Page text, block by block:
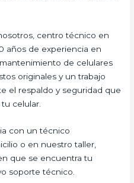
centro técnico en
años de experiencia en
de celulares
originales y un trabajo
el respaldo y seguridad que
celular.
con un técnico
o en nuestro taller,
que se encuentra tu
soporte técnico.